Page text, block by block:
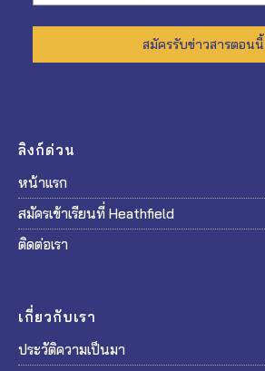
สมัครรับข่าวสารตอนนี้
ลิงก์ด่วน
หน้าแรก
สมัครเข้าเรียนที่ Heathfield
ติดต่อเรา
เกี่ยวกับเรา
ประวัติความเป็นมา